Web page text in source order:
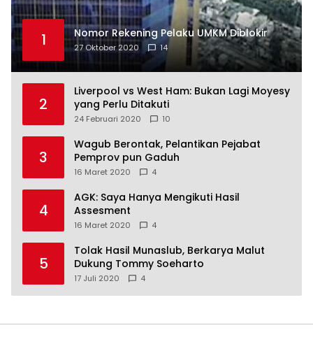
1 Nomor Rekening Pelaku UMKM Diblokir
27 Oktober 2020 14
2
Liverpool vs West Ham: Bukan Lagi Moyesy
yang Perlu Ditakuti
24 Februari 2020 10
3
Wagub Berontak, Pelantikan Pejabat
Pemprov pun Gaduh
16 Maret 2020 4
4
AGK: Saya Hanya Mengikuti Hasil
Assesment
16 Maret 2020 4
5
Tolak Hasil Munaslub, Berkarya Malut
Dukung Tommy Soeharto
17 Juli 2020 4